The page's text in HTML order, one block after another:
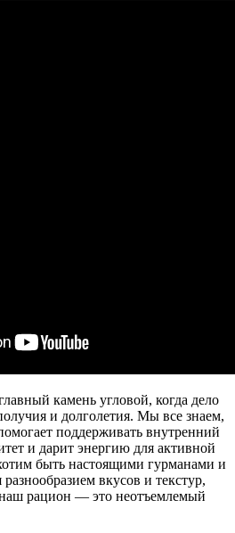
камень угловой, когда дело
и долголетия. Мы все знаем,
поддерживать внутренний
и дарит энергию для активной
быть настоящими гурманами и
вкусов и текстур,
рацион — это неотъемлемый